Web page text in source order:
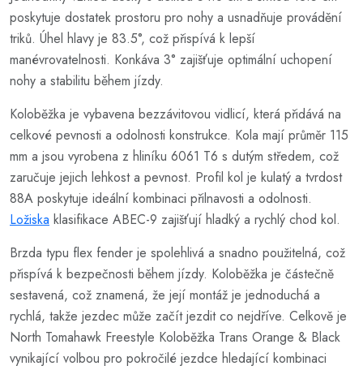
poskytuje dostatek prostoru pro nohy a usnadňuje provádění
triků. Úhel hlavy je 83.5°, což přispívá k lepší
manévrovatelnosti. Konkáva 3° zajišťuje optimální uchopení
nohy a stabilitu během jízdy.
Koloběžka je vybavena bezzávitovou vidlicí, která přidává na
celkové pevnosti a odolnosti konstrukce. Kola mají průměr 115
mm a jsou vyrobena z hliníku 6061 T6 s dutým středem, což
zaručuje jejich lehkost a pevnost. Profil kol je kulatý a tvrdost
88A poskytuje ideální kombinaci přilnavosti a odolnosti.
Ložiska klasifikace ABEC-9 zajišťují hladký a rychlý chod kol.
Brzda typu flex fender je spolehlivá a snadno použitelná, což
přispívá k bezpečnosti během jízdy. Koloběžka je částečně
sestavená, což znamená, že její montáž je jednoduchá a
rychlá, takže jezdec může začít jezdit co nejdříve. Celkově je
North Tomahawk Freestyle Koloběžka Trans Orange & Black
vynikající volbou pro pokročilé jezdce hledající kombinaci